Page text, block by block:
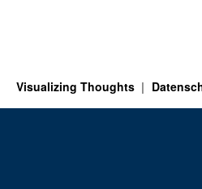
Visualizing Thoughts